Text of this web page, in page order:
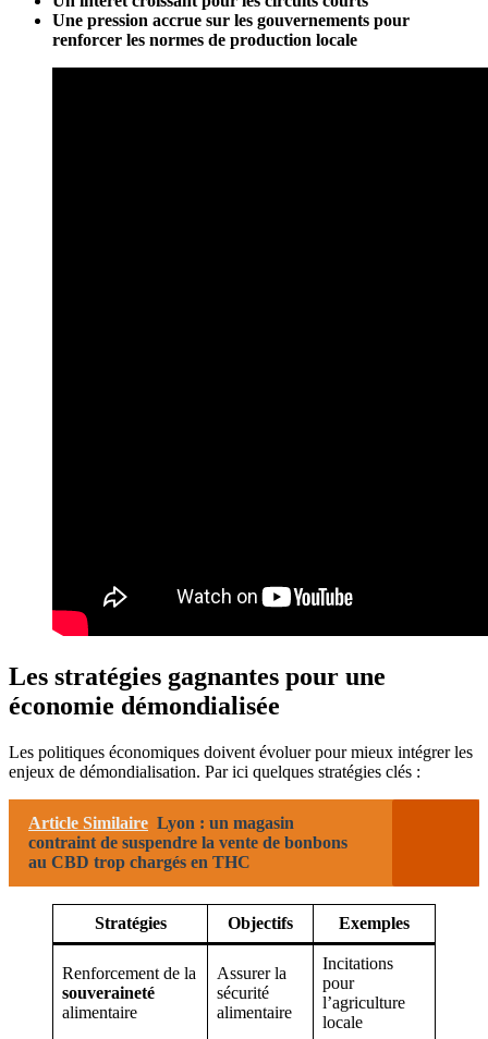
Une pression accrue sur les gouvernements pour
renforcer les normes de production locale
Les stratégies gagnantes pour une
économie démondialisée
Les politiques économiques doivent évoluer pour mieux intégrer les
enjeux de démondialisation. Par ici quelques stratégies clés :
Article Similaire Lyon : un magasin
contraint de suspendre la vente de bonbons
au CBD trop chargés en THC
Stratégies Objectifs Exemples
Renforcement de la
souveraineté
alimentaire
Assurer la
sécurité
alimentaire
Incitations
pour
l’agriculture
locale